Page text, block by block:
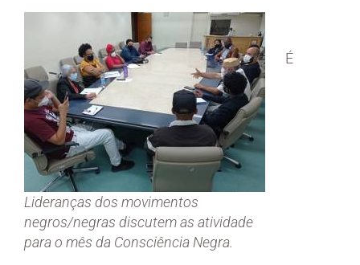
Lideranças dos movimentos
negros/negras discutem as atividade
para o mês da Consciência Negra.
É